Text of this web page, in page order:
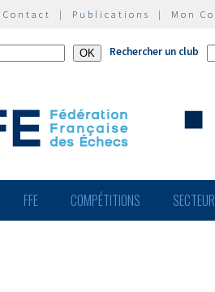
Contact | Publications | Mon
Rechercher un club
FFE COMPÉTITIONS